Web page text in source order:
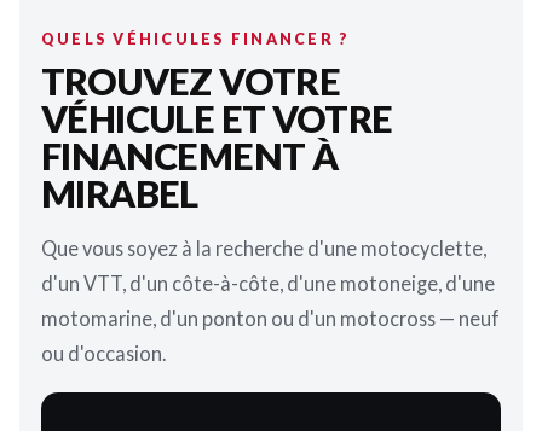
QUELS VÉHICULES FINANCER ?
TROUVEZ VOTRE
VÉHICULE ET VOTRE
FINANCEMENT À
MIRABEL
Que vous soyez à la recherche d'une motocyclette,
d'un VTT, d'un côte-à-côte, d'une motoneige, d'une
motomarine, d'un ponton ou d'un motocross — neuf
ou d'occasion.